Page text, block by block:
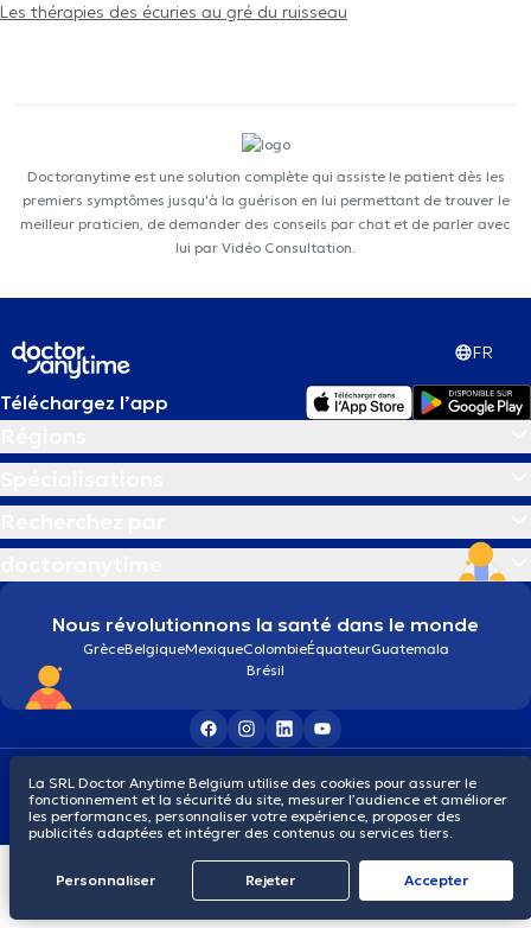
Les thérapies des écuries au gré du ruisseau
Doctoranytime est une solution complète qui assiste le patient dès les
premiers symptômes jusqu'à la guérison en lui permettant de trouver le
meilleur praticien, de demander des conseils par chat et de parler avec
lui par Vidéo Consultation.
FR
Téléchargez l’app
Nous révolutionnons la santé dans le monde
GrèceBelgiqueMexiqueColombieÉquateurGuatemala
Brésil
© 2026 doctoranytime
La SRL Doctor Anytime Belgium utilise des cookies pour assurer le
fonctionnement et la sécurité du site, mesurer l’audience et améliorer
les performances, personnaliser votre expérience, proposer des
publicités adaptées et intégrer des contenus ou services tiers.
Personnaliser Rejeter Αccepter